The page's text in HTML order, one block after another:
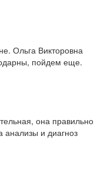
Ольга Викторовна
пойдем еще.
она правильно
анализы и диагноз